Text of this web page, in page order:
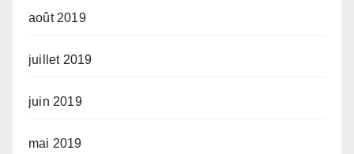
août 2019
juillet 2019
juin 2019
mai 2019